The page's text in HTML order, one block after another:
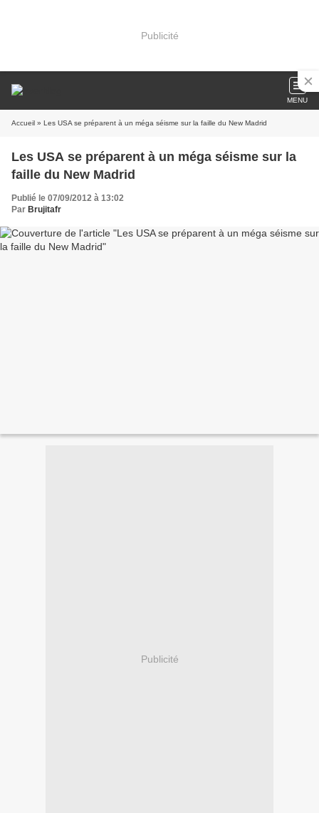
Publicité
MENU
Accueil » Les USA se préparent à un méga séisme sur la faille du New Madrid
Les USA se préparent à un méga séisme sur la
faille du New Madrid
Publié le 07/09/2012 à 13:02
Par Brujitafr
Publicité